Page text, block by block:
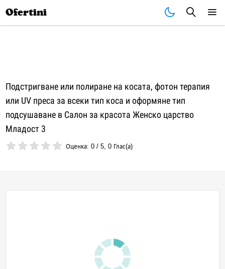
Ofertini
Подстригване или полиране на косата, фотон терапия
или UV преса за всеки тип коса и оформяне тип
подсушаване в Салон за красота Женско царство
Младост 3
Оценка:0 /5,0 Глас(а)